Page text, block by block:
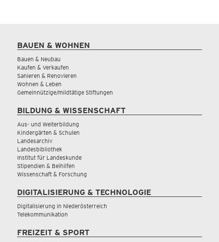
BAUEN & WOHNEN
Bauen & Neubau
Kaufen & Verkaufen
Sanieren & Renovieren
Wohnen & Leben
Gemeinnützige/mildtätige Stiftungen
BILDUNG & WISSENSCHAFT
Aus- und Weiterbildung
Kindergärten & Schulen
Landesarchiv
Landesbibliothek
Institut für Landeskunde
Stipendien & Beihilfen
Wissenschaft & Forschung
DIGITALISIERUNG & TECHNOLOGIE
Digitalisierung in Niederösterreich
Telekommunikation
FREIZEIT & SPORT